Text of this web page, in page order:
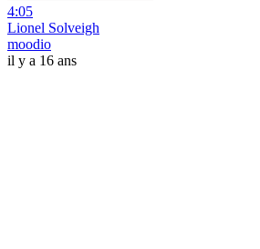
4:05
Lionel Solveigh
moodio
il y a 16 ans